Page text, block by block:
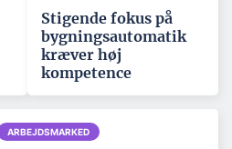
Stigende fokus på
bygningsautomatik
kræver høj
kompetence
ARBEJDSMARKED